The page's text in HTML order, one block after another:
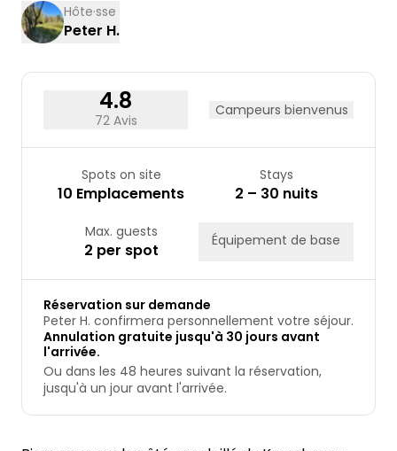
17
24
25
Hôte·sse
Peter H.
4.8
72 Avis
Campeurs bienvenus
Spots on site
10 Emplacements
Stays
2 – 30 nuits
Max. guests
2 per spot Équipement de base
Réservation sur demande
Peter H. confirmera personnellement votre séjour.
Annulation gratuite jusqu'à 30 jours avant
l'arrivée.
Ou dans les 48 heures suivant la réservation,
jusqu'à un jour avant l'arrivée.